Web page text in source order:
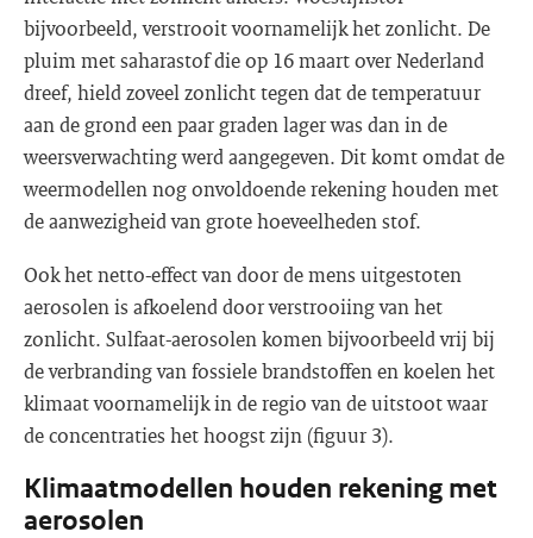
bijvoorbeeld, verstrooit voornamelijk het zonlicht. De
pluim met saharastof die op 16 maart over Nederland
dreef, hield zoveel zonlicht tegen dat de temperatuur
aan de grond een paar graden lager was dan in de
weersverwachting werd aangegeven. Dit komt omdat de
weermodellen nog onvoldoende rekening houden met
de aanwezigheid van grote hoeveelheden stof.
Ook het netto-effect van door de mens uitgestoten
aerosolen is afkoelend door verstrooiing van het
zonlicht. Sulfaat-aerosolen komen bijvoorbeeld vrij bij
de verbranding van fossiele brandstoffen en koelen het
klimaat voornamelijk in de regio van de uitstoot waar
de concentraties het hoogst zijn (figuur 3).
Klimaatmodellen houden rekening met
aerosolen